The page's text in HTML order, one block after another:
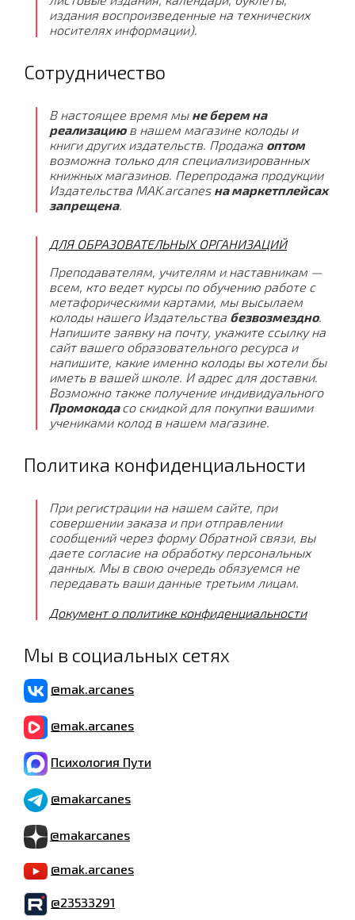
издания воспроизведенные на технических
носителях информации).
Сотрудничество
В настоящее время мы не берем на
реализациюв нашем магазине колоды и
книги других издательств. Продажа оптом
возможна только для специализированных
книжных магазинов. Перепродажа продукции
Издательства MAK.arcanes на маркетплейсах
запрещена.
ДЛЯ ОБРАЗОВАТЕЛЬНЫХ ОРГАНИЗАЦИЙ
Преподавателям, учителям и наставникам —
всем, кто ведет курсы по обучению работе с
метафорическими картами, мы высылаем
колоды нашего Издательства безвозмездно.
Напишите заявку на почту, укажите ссылку на
сайт вашего образовательного ресурса и
напишите, какие именно колоды вы хотели бы
иметь в вашей школе. И адрес для доставки.
Возможно также получение индивидуального
Промокодасо скидкой для покупки вашими
учениками колод в нашем магазине.
Политика конфиденциальности
При регистрации на нашем сайте, при
совершении заказа и при отправлении
сообщений через форму Обратной связи, вы
даете согласие на обработку персональных
данных. Мы в свою очередь обязуемся не
передавать ваши данные третьим лицам.
Документ о политике конфиденциальности
Мы в социальных сетях
@mak.arcanes
@mak.arcanes
Психология Пути
@makarcanes
@makarcanes
@mak.arcanes
@23533291